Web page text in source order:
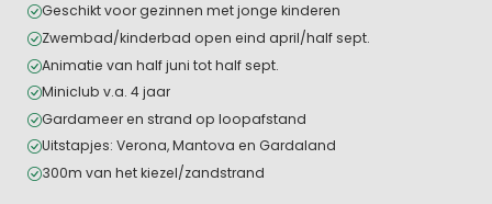
Geschikt voor gezinnen met jonge kinderen
Zwembad/kinderbad open eind april/half sept.
Animatie van half juni tot half sept.
Miniclub v.a. 4 jaar
Gardameer en strand op loopafstand
Uitstapjes: Verona, Mantova en Gardaland
300m van het kiezel/zandstrand